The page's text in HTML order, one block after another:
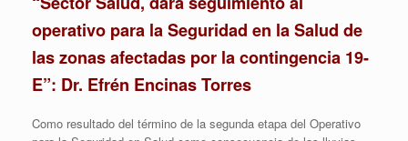
operativo para la Seguridad en la Salud de
las zonas afectadas por la contingencia 19-
E”: Dr. Efrén Encinas Torres
Como resultado del término de la segunda etapa del Operativo